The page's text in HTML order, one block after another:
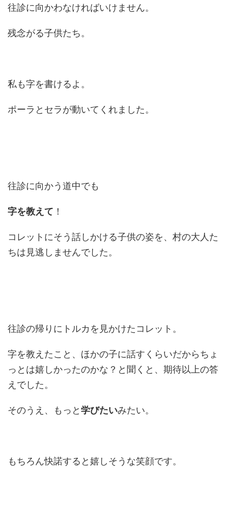
往診に向かわなければいけません。
残念がる子供たち。
私も字を書けるよ。
ポーラとセラが動いてくれました。
往診に向かう道中でも
字を教えて ！
コレットにそう話しかける子供の姿を、村の大人た
ちは見逃しませんでした。
往診の帰りにトルカを見かけたコレット。
字を教えたこと、ほかの子に話すくらいだからちょ
っとは嬉しかったのかな？と聞くと、期待以上の答
えでした。
そのうえ、もっと学びたいみたい。
もちろん快諾すると嬉しそうな笑顔です。